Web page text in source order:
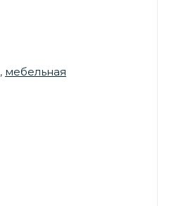
, мебельная